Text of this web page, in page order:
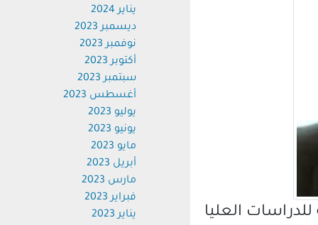
العليا
يناير 2024
ديسمبر 2023
نوفمبر 2023
أكتوبر 2023
سبتمبر 2023
أغسطس 2023
يوليو 2023
يونيو 2023
مايو 2023
أبريل 2023
مارس 2023
فبراير 2023
يناير 2023